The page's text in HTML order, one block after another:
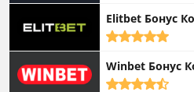
Elitbet Бонус
5,0
Winbet Бонус
4,5